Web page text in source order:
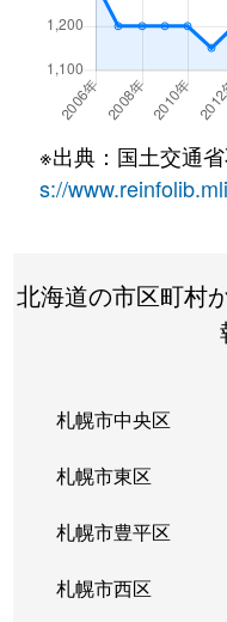
北２２条東
北２２条東
640
北２２条東
北２４条東
北２６条東
北３３条東
北３４条東
北３４条東
北３４条東
※出典：国土交通
s://
北海道の市区町村
札幌市中央区
札幌市東区
札幌市豊平区
札幌市西区